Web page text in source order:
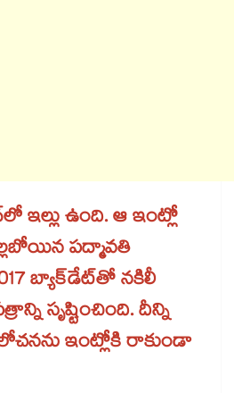
ఉంది. ఆ ఇంట్లో
పద్మావతి
బ్యాక్‌‌డేట్‌‌తో నకిలీ
సృష్టించింది. దీన్ని
ఇంట్లోకి రాకుండా